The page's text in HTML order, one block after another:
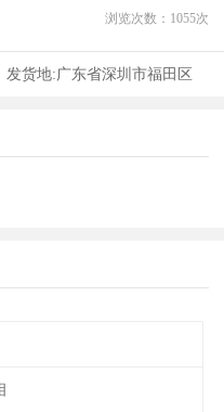
浏览次数： 1055次
发货地:广东省深圳市福田区